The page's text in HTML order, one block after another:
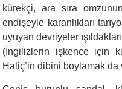
kürekçi, ara sıra
endişeyle karanlıkları
uyuyan devriyeler
(İngilizlerin işkence için
Haliç’in dibini boylamak da